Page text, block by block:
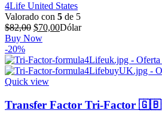
4Life United States
Valorado con 5 de 5
$82,00 El
precio
era:
$82,00.
$70,00El
es:
$70,00.
Dólar
Buy Now
-20%
Quick view
Transfer Factor Tri-Factor 🇬🇧